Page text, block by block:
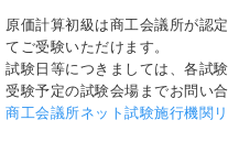
原価計算初級は商工会議所が認
てご受験いただけます。
試験日等につきましては、各試
受験予定の試験会場までお問い合
商工会議所ネット試験施行機関